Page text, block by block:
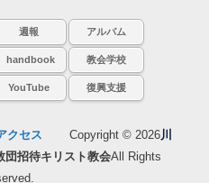
週報 アルバム
handbook 教会学校
YouTube 復興支援
クセス Copyright © 2026川
団招待キリスト教会All Rights